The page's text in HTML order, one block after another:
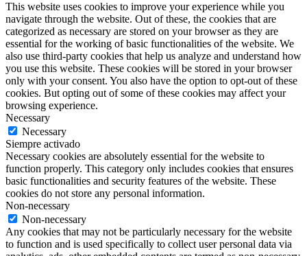
This website uses cookies to improve your experience while you
navigate through the website. Out of these, the cookies that are
categorized as necessary are stored on your browser as they are
essential for the working of basic functionalities of the website. We
also use third-party cookies that help us analyze and understand how
you use this website. These cookies will be stored in your browser
only with your consent. You also have the option to opt-out of these
cookies. But opting out of some of these cookies may affect your
browsing experience.
Necessary
Necessary
Siempre activado
Necessary cookies are absolutely essential for the website to
function properly. This category only includes cookies that ensures
basic functionalities and security features of the website. These
cookies do not store any personal information.
Non-necessary
Non-necessary
Any cookies that may not be particularly necessary for the website
to function and is used specifically to collect user personal data via